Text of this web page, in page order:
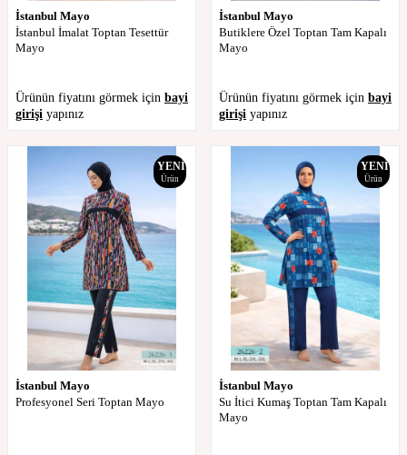
İstanbul Mayo
İstanbul İmalat Toptan Tesettür
Mayo
Ürünün fiyatını görmek için bayi
girişi yapınız
İstanbul Mayo
Butiklere Özel Toptan Tam Kapalı
Mayo
Ürünün fiyatını görmek için bayi
girişi yapınız
YENI
Ürün
İstanbul Mayo
Profesyonel Seri Toptan Mayo
YENI
Ürün
İstanbul Mayo
Su İtici Kumaş Toptan Tam Kapalı
Mayo